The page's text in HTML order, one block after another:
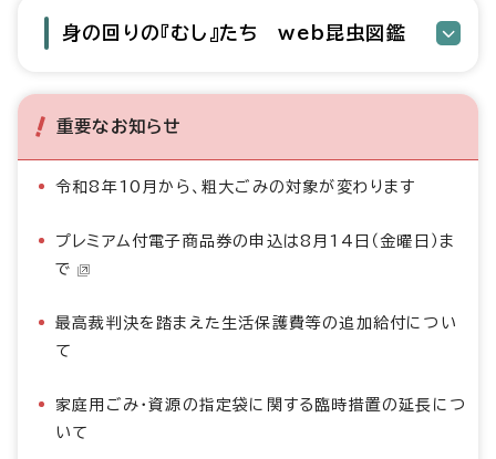
身の回りの『むし』たち web昆虫図鑑
重要なお知らせ
令和8年10月から、粗大ごみの対象が変わります
プレミアム付電子商品券の申込は8月14日（金曜日）ま
で
最高裁判決を踏まえた生活保護費等の追加給付につい
て
家庭用ごみ・資源の指定袋に関する臨時措置の延長につ
いて